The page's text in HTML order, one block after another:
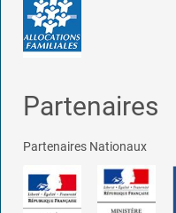
Partenaires
Partenaires Nationaux